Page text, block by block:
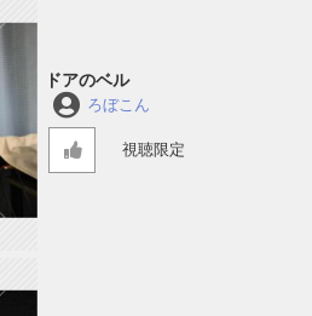
ドアのベル
ろぼこん
視聴限定